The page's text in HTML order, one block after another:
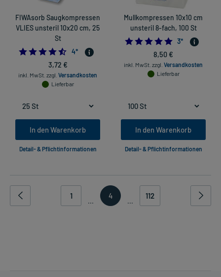
FIWAsorb Saugkompressen
VLIES unsteril 10x20 cm, 25
St
4.5
4*
3,72 €
inkl. MwSt. zzgl. Versandkosten
Lieferbar
In den Warenkorb
Detail- & Pflichtinformationen
Mullkompressen 10x10 cm
unsteril 8-fach, 100 St
5.0
3*
8,50 €
inkl. MwSt. zzgl. Versandkosten
Lieferbar
In den Warenkorb
Detail- & Pflichtinformationen
1
...
4
...
112